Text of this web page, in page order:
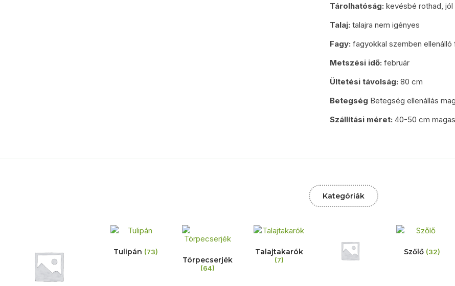
Tárolhatóság: kevésbé rothad,
Talaj: talajra nem igényes
Fagy: fagyokkal szemben ellenálló
Metszési idő: február
Ültetési távolság: 80 cm
Betegség Betegség ellenállás
Szállítási méret: 40-50 cm
Kategóriák
Tulipán (73)
Törpecserjék
(64)
Talajtakarók
(7)
Szőlő (32)